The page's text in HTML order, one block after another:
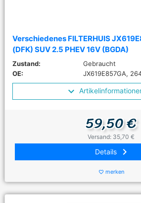
Verschiedenes FILTERHUIS
(DFK) SUV 2.5 PHEV 16V (BGDA)
Zustand:
Gebraucht
OE:
JX619E857GA,
59,50 €
Versand: 35,70 €
Details keyboard_arrow_right
favorite_border merken